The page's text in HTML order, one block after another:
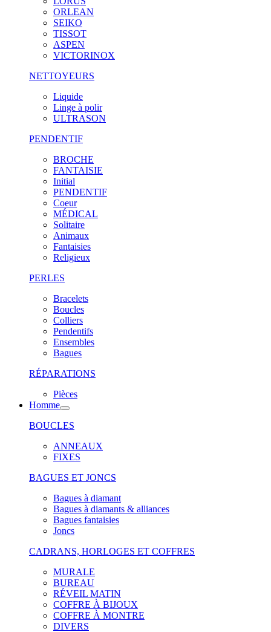
ORLEAN
SEIKO
TISSOT
ASPEN
VICTORINOX
NETTOYEURS
Liquide
Linge à polir
ULTRASON
PENDENTIF
BROCHE
FANTAISIE
Initial
PENDENTIF
Coeur
MÉDICAL
Solitaire
Animaux
Fantaisies
Religieux
PERLES
Bracelets
Boucles
Colliers
Pendentifs
Ensembles
Bagues
RÉPARATIONS
Pièces
Homme
BOUCLES
ANNEAUX
FIXES
BAGUES ET JONCS
Bagues à diamant
Bagues à diamants & alliances
Bagues fantaisies
Joncs
CADRANS, HORLOGES ET COFFRES
MURALE
BUREAU
RÉVEIL MATIN
COFFRE À BIJOUX
COFFRE À MONTRE
DIVERS